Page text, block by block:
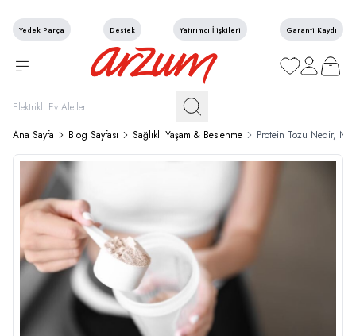
Yedek Parça Destek Yatırımcı İlişkileri Garanti Kaydı
Favorilerim
Hesabım
Sepetim
Ana Sayfa Blog Sayfası Sağlıklı Yaşam & Beslenme Protein Tozu Nedir,